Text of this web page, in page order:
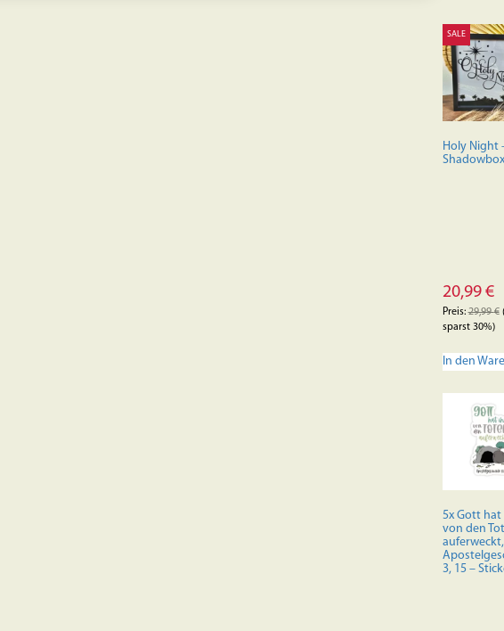
SALE
Holy Night
Shadowbox
20,99 €
Preis:29,99€
sparst 30%)
In den
5x Gott hat
von den
auferweckt,
3, 15 –